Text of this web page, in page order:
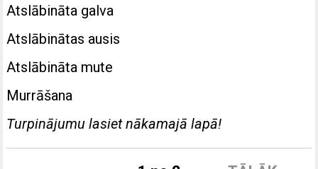
Atslābināta galva
Atslābinātas ausis
Atslābināta mute
Murrāšana
Turpinājumu lasiet nākamajā lapā!